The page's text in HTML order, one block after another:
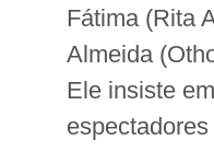
Fátima (Rita
Almeida
Ele insiste